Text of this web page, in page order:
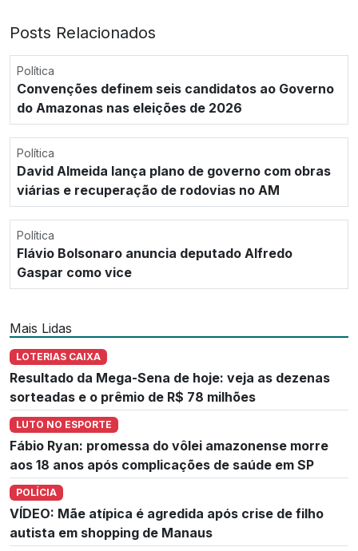
Posts Relacionados
Política
Convenções definem seis candidatos ao Governo
do Amazonas nas eleições de 2026
Política
David Almeida lança plano de governo com obras
viárias e recuperação de rodovias no AM
Política
Flávio Bolsonaro anuncia deputado Alfredo
Gaspar como vice
Mais Lidas
LOTERIAS CAIXA
Resultado da Mega-Sena de hoje: veja as dezenas
sorteadas e o prêmio de R$ 78 milhões
LUTO NO ESPORTE
Fábio Ryan: promessa do vôlei amazonense morre
aos 18 anos após complicações de saúde em SP
POLÍCIA
VÍDEO: Mãe atípica é agredida após crise de filho
autista em shopping de Manaus